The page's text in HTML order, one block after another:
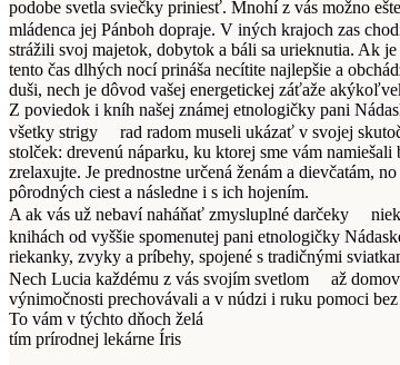
podobe svetla sviečky priniesť. Mnohí z vás možno
mládenca jej Pánboh dopraje. V iných krajoch zas
strážili svoj majetok, dobytok a báli sa urieknutia. Ak
tento čas dlhých nocí prináša necítite najlepšie a
duši, nech je dôvod vašej energetickej záťaže
Z poviedok i kníh našej známej etnologičky pani
všetky strigy
rad radom museli ukázať v svojej
stolček: drevenú náparku, ku ktorej sme vám
zrelaxujte. Je prednostne určená ženám a dievčatám,
pôrodných ciest a následne i s ich hojením.
A ak vás už nebaví naháňať zmysluplné darčeky
knihách od vyššie spomenutej pani etnologičky
riekanky, zvyky a príbehy, spojené s tradičnými
Nech Lucia každému z vás svojím svetlom
až
výnimočnosti prechovávali a v núdzi i ruku pomoci
To vám v týchto dňoch želá
tím prírodnej lekárne Íris